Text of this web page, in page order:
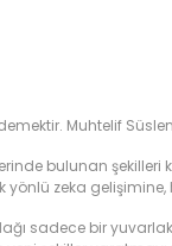
Muhtelif
bulunan şekilleri
zeka gelişimine,
sadece bir